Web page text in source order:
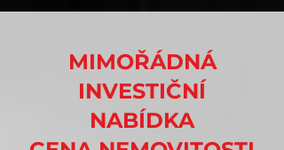
MIMOŘÁDNÁ
INVESTIČNÍ
NABÍDKA